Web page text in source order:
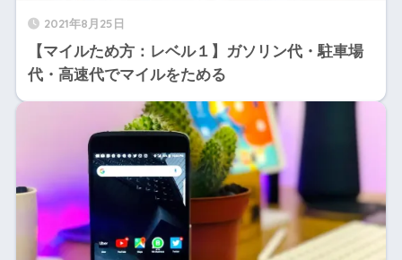
2021年8月25日
【マイルため方：レベル１】ガソリン代・駐車場
代・高速代でマイルをためる